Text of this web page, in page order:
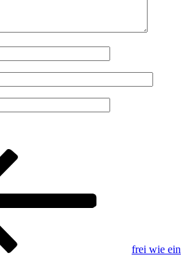
frei wie ein